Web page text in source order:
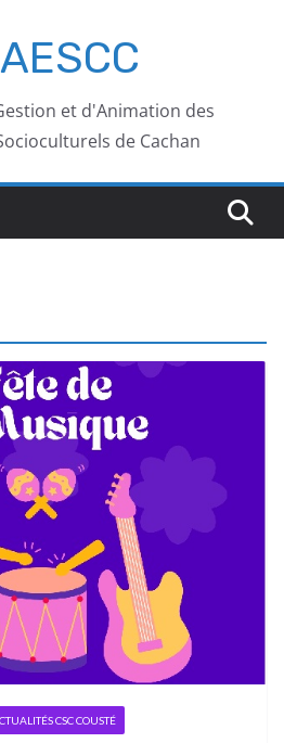
et d'Animation des
de Cachan
CSC COUSTÉ